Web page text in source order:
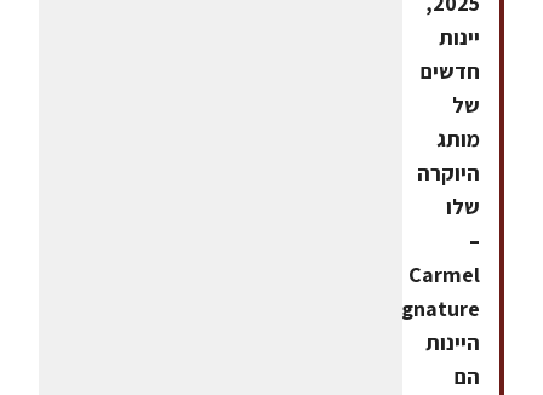
יינות
חדשים
של
מותג
היוקרה
שלו
–
Carmel
היינות
הם